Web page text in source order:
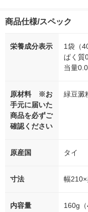
商品仕様/スペック
栄養成分表示
1袋（
ぱく質
当量
原材料 ※お
手元に届いた
商品を必ずご
確認ください
緑豆澱
原産国 タイ
寸法 幅
内容量 160g（